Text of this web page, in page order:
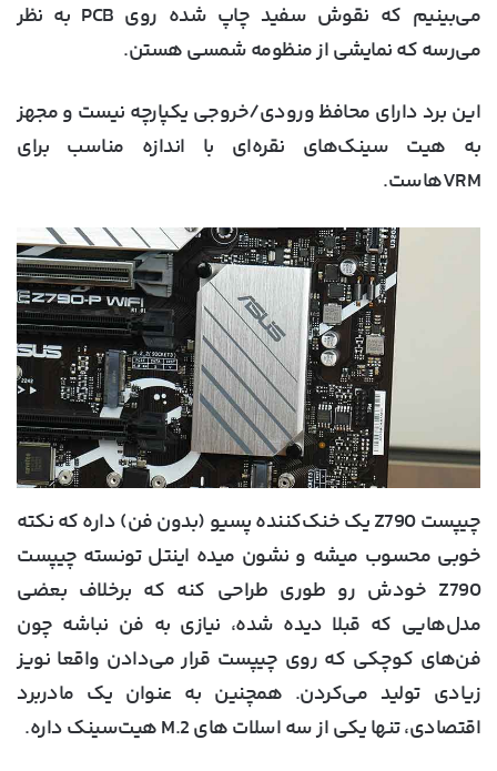
می‌بینیم که نقوش سفید چاپ شده روی PCB به نظر
می‌رسه که نمایشی از منظومه شمسی هستن.
این برد دارای محافظ ورودی/خروجی یکپارچه نیست و مجهز
به هیت سینک‌های نقره‌ای با اندازه مناسب برای
VRMهاست.
چیپست Z790 یک خنک‌کننده پسیو (بدون فن) داره که نکته
خوبی محسوب میشه و نشون میده اینتل تونسته چیپست
Z790 خودش رو طوری طراحی کنه که برخلاف بعضی
مدل‌هایی که قبلا دیده شده، نیازی به فن نباشه چون
فن‌های کوچکی که روی چیپست قرار می‌دادن واقعا نویز
زیادی تولید می‌کردن. همچنین به عنوان یک مادربرد
اقتصادی، تنها یکی از سه اسلات های M.2 هیت‌سینک داره.